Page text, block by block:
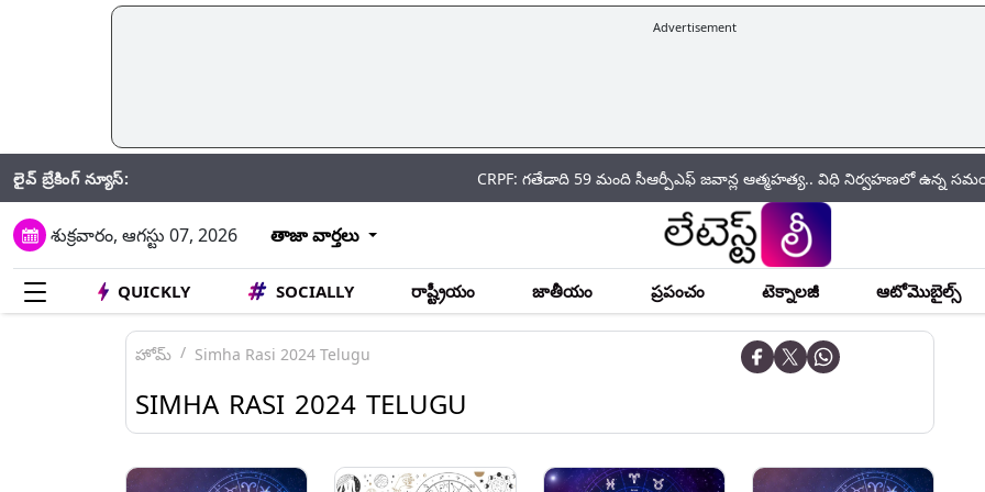
Advertisement
లైవ్ బ్రేకింగ్ న్యూస్: CRPF: గతేడాది 59 మంది సీఆర్పీఎఫ్ జ‌వాన్ల ఆత్మ‌హ‌త్య.. విధి నిర్వహణలో ఉన్న సమయంలోనే
శుక్రవారం, ఆగస్టు 07, 2026 తాజా వార్తలు
QUICKLY SOCIALLY రాష్ట్రీయం జాతీయం ప్రపంచం టెక్నాలజీ ఆటోమొబైల్స్
హోమ్ Simha Rasi 2024 Telugu
SIMHA RASI 2024 TELUGU